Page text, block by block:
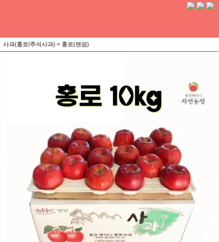
사과(홍로/추석사과) > 홍로(랜덤)